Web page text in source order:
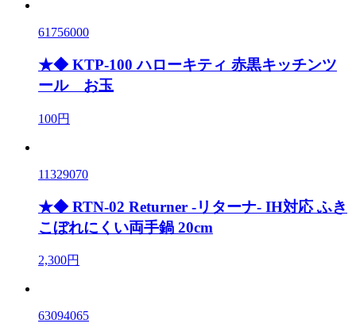
61756000
★◆ KTP-100 ハローキティ 赤黒キッチンツ
ール お玉
100円
11329070
★◆ RTN-02 Returner -リターナ- IH対応 ふき
こぼれにくい両手鍋 20cm
2,300円
63094065